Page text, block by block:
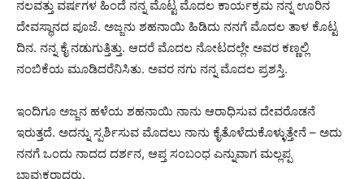
ನಲವತ್ತು ವರ್ಷಗಳ ಹಿಂದೆ ನನ್ನ ಮೊಟ್ಟ ಮೊದಲ ಕಾರ್ಯಕ್ರಮ ನನ್ನ ಊರಿನ
ದೇವಸ್ಥಾನದ ಪೂಜೆ. ಅಜ್ಜನು ಶಹನಾಯಿ ಹಿಡಿದು ನನಗೆ ಮೊದಲ ತಾಳ ಕೊಟ್ಟ
ದಿನ. ನನ್ನ ಕೈ ನಡುಗುತ್ತಿತ್ತು. ಆದರೆ ಮೊದಲ ನೋಟದಲ್ಲೇ ಅವರ ಕಣ್ಣಲ್ಲಿ
ನಂಬಿಕೆಯ ಮೂಡಿದರೆನಿಸಿತು. ಅವರ ನಗು ನನ್ನ ಮೊದಲ ಪ್ರಶಸ್ತಿ.
ಇಂದಿಗೂ ಅಜ್ಜನ ಹಳೆಯ ಶಹನಾಯಿ ನಾನು ಆರಾಧಿಸುವ ದೇವರೊಡನೆ
ಇರುತ್ತದೆ. ಅದನ್ನು ಸ್ಪರ್ಶಿಸುವ ಮೊದಲು ನಾನು ಕೈತೊಳೆದುಕೊಳ್ಳುತ್ತೇನೆ – ಅದು
ನನಗೆ ಒಂದು ನಾದದ ದರ್ಶನ, ಆಪ್ತ ಸಂಬಂಧ ಎನ್ನುವಾಗ ಮಲ್ಲಪ್ಪ
ಭಾವುಕರಾದರು.